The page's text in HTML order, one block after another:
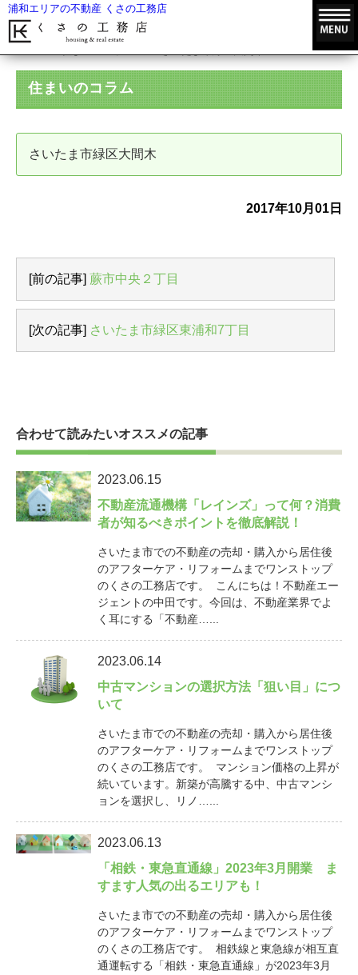
浦和エリアの不動産 くさの工務店
住まいのコラム
さいたま市緑区大間木
2017年10月01日
[前の記事] 蕨市中央２丁目
[次の記事] さいたま市緑区東浦和7丁目
合わせて読みたいオススメの記事
2023.06.15
不動産流通機構「レインズ」って何？消費
者が知るべきポイントを徹底解説！
さいたま市での不動産の売却・購入から居住後
のアフターケア・リフォームまでワンストップ
のくさの工務店です。 こんにちは！不動産エー
ジェントの中田です。今回は、不動産業界でよ
く耳にする「不動産…...
2023.06.14
中古マンションの選択方法「狙い目」につ
いて
さいたま市での不動産の売却・購入から居住後
のアフターケア・リフォームまでワンストップ
のくさの工務店です。 マンション価格の上昇が
続いています。新築が高騰する中、中古マンシ
ョンを選択し、リノ…...
2023.06.13
「相鉄・東急直通線」2023年3月開業 ま
すます人気の出るエリアも！
さいたま市での不動産の売却・購入から居住後
のアフターケア・リフォームまでワンストップ
のくさの工務店です。 相鉄線と東急線が相互直
通運転する「相鉄・東急直通線」が2023年3月